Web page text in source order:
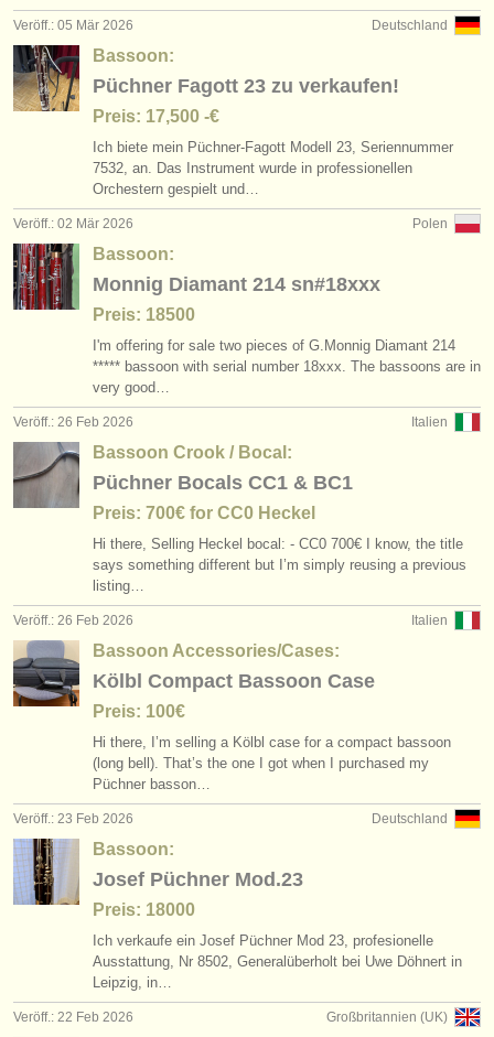
Deutschland
Veröff.: 05 Mär 2026
Bassoon:
Püchner Fagott 23 zu verkaufen!
Preis: 17,500 -€
Ich biete mein Püchner-Fagott Modell 23, Seriennummer
7532, an. Das Instrument wurde in professionellen
Orchestern gespielt und…
Polen
Veröff.: 02 Mär 2026
Bassoon:
Monnig Diamant 214 sn#18xxx
Preis: 18500
I'm offering for sale two pieces of G.Monnig Diamant 214
***** bassoon with serial number 18xxx. The bassoons are in
very good…
Italien
Veröff.: 26 Feb 2026
Bassoon Crook / Bocal:
Püchner Bocals CC1 & BC1
Preis: 700€ for CC0 Heckel
Hi there, Selling Heckel bocal: - CC0 700€ I know, the title
says something different but I’m simply reusing a previous
listing…
Italien
Veröff.: 26 Feb 2026
Bassoon Accessories/Cases:
Kölbl Compact Bassoon Case
Preis: 100€
Hi there, I’m selling a Kölbl case for a compact bassoon
(long bell). That’s the one I got when I purchased my
Püchner basson…
Deutschland
Veröff.: 23 Feb 2026
Bassoon:
Josef Püchner Mod.23
Preis: 18000
Ich verkaufe ein Josef Püchner Mod 23, profesionelle
Ausstattung, Nr 8502, Generalüberholt bei Uwe Döhnert in
Leipzig, in…
Großbritannien (UK)
Veröff.: 22 Feb 2026